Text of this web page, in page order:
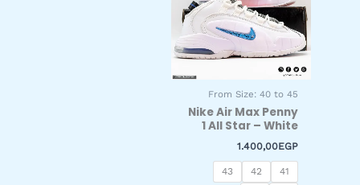
From Size: 40 to 45
Nike Air Max Penny
1 All Star – White
1.400,00EGP
41
42
43
المختلفة
لهذا
المنتج.
اختيار
على